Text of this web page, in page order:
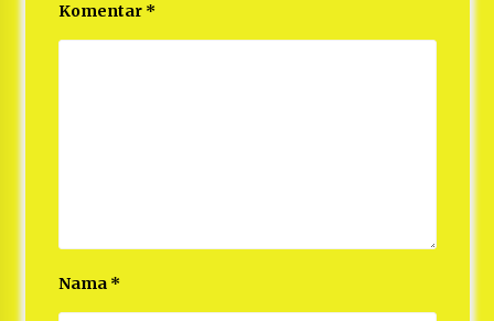
Komentar *
Nama *